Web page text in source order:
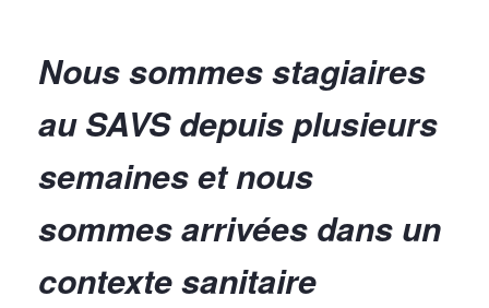
Nous sommes stagiaires
au SAVS depuis plusieurs
semaines et nous
sommes arrivées dans un
contexte sanitaire